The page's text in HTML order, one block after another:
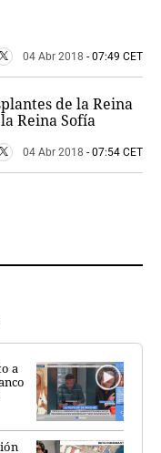
04 Abr 2018 - 07:49 CET
de la Reina
Reina Sofía
04 Abr 2018 - 07:54 CET
a